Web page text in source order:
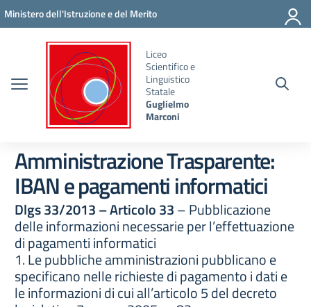
Vai ai contenuti
Vai al menu di navigazione
Vai al footer
Ministero dell'Istruzione e del Merito
Liceo
Scientifico e
Linguistico
Statale
Guglielmo
Marconi
Amministrazione Trasparente:
IBAN e pagamenti informatici
Dlgs 33/2013 – Articolo 33– Pubblicazione
delle informazioni necessarie per l’effettuazione
di pagamenti informatici
1. Le pubbliche amministrazioni pubblicano e
specificano nelle richieste di pagamento i dati e
le informazioni di cui all’articolo 5 del decreto